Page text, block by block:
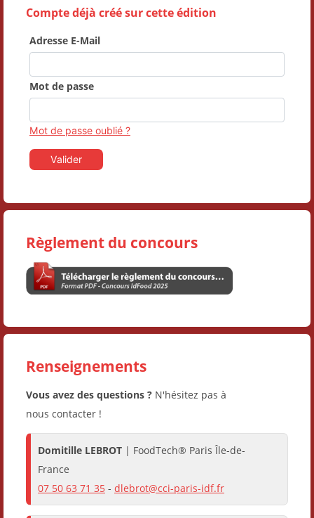
Compte déjà créé sur cette édition
Adresse E-Mail
Mot de passe
Mot de passe oublié ?
Valider
Règlement du concours
Renseignements
Vous avez des questions ? N'hésitez pas à
nous contacter !
Domitille LEBROT | FoodTech® Paris Île-de-
France
07 50 63 71 35 - dlebrot@cci-paris-idf.fr